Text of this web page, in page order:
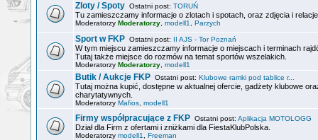
Zloty / Spoty Ostatni post: TORUŃ
Tu zamieszczamy informacje o zlotach i spotach, oraz zdjęcia i
Moderatorzy Moderatorzy modell1 Parzych
Sport w FKP Ostatni post: II AJS - Tor Poznań
W tym miejscu zamieszczamy informacje o miejscach i terminach
Tutaj także miejsce do rozmów na temat sportów wszelakich.
Moderatorzy Moderatorzy modell1
Butik / Aukcje FKP Ostatni post: Klubowe ramki pod tablice r...
Tutaj można kupić, dostępne w aktualnej ofercie, gadżety klubowe
charytatywnych.
Moderatorzy Mafios modell1
Firmy współpracujące z FKP Ostatni post: Aplikacja MOTOLOGG
Dział dla Firm z ofertami i zniżkami dla FiestaKlubPolska.
Moderatorzy modell1 Freeman